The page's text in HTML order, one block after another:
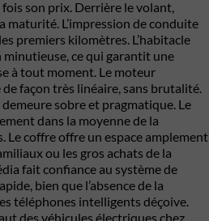
son prix. Derrière le volant,
maturité. L’impression de conduite
premiers kilomètres. L’habitacle
ce qui garantit une
à tout moment. Le moteur
façon très linéaire, sans brutalité.
sobre et pragmatique. Le
dans la moyenne de la
Le coffre offre un espace amplement
ou les gros achats de la
fait confiance au système de
bien que l’absence de la
téléphones intelligents déçoive.
des véhicules électriques chez